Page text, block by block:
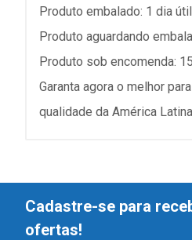
Produto embalado: 1 dia
Produto aguardando
Produto sob encomenda:
Garanta agora o melhor
qualidade da América
Cadastre-se para
ofertas!